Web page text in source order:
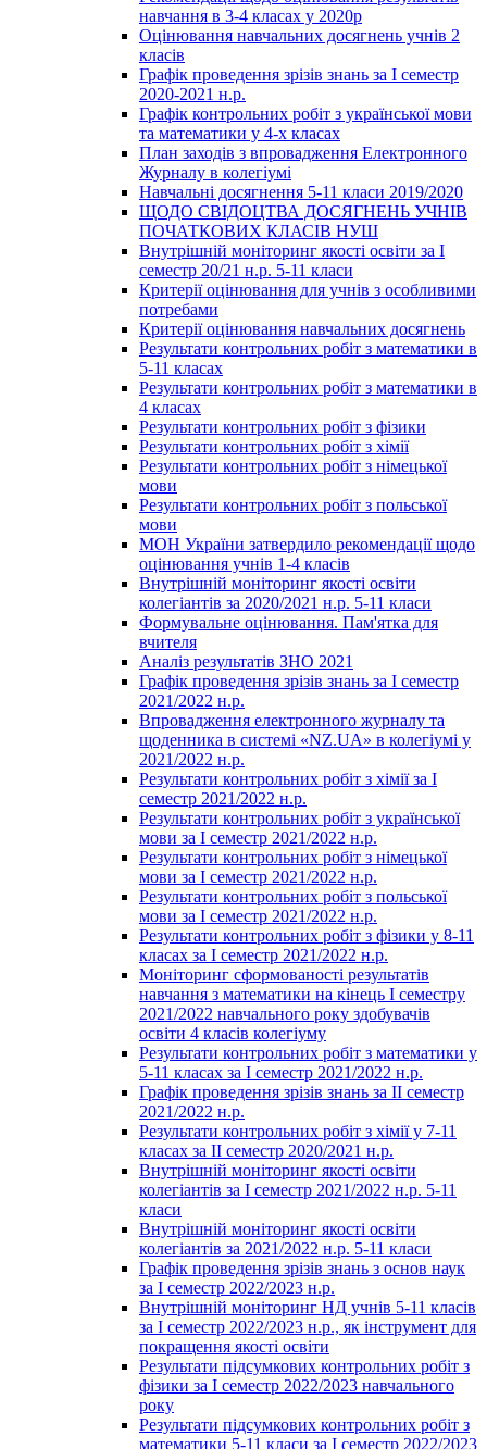
навчання в 3-4 класах у 2020р
Оцінювання навчальних досягнень учнів 2
класів
Графік проведення зрізів знань за І семестр
2020-2021 н.р.
Графік контрольних робіт з української мови
та математики у 4-х класах
План заходів з впровадження Електронного
Журналу в колегіумі
Навчальні досягнення 5-11 класи 2019/2020
ЩОДО СВІДОЦТВА ДОСЯГНЕНЬ УЧНІВ
ПОЧАТКОВИХ КЛАСІВ НУШ
Внутрішній моніторинг якості освіти за І
семестр 20/21 н.р. 5-11 класи
Критерії оцінювання для учнів з особливими
потребами
Критерії оцінювання навчальних досягнень
Результати контрольних робіт з математики в
5-11 класах
Результати контрольних робіт з математики в
4 класах
Результати контрольних робіт з фізики
Результати контрольних робіт з хімії
Результати контрольних робіт з німецької
мови
Результати контрольних робіт з польської
мови
МОН України затвердило рекомендації щодо
оцінювання учнів 1-4 класів
Внутрішній моніторинг якості освіти
колегіантів за 2020/2021 н.р. 5-11 класи
Формувальне оцінювання. Пам'ятка для
вчителя
Аналіз результатів ЗНО 2021
Графік проведення зрізів знань за І семестр
2021/2022 н.р.
Впровадження електронного журналу та
щоденника в системі «NZ.UA» в колегіумі у
2021/2022 н.р.
Результати контрольних робіт з хімії за І
семестр 2021/2022 н.р.
Результати контрольних робіт з української
мови за І семестр 2021/2022 н.р.
Результати контрольних робіт з німецької
мови за І семестр 2021/2022 н.р.
Результати контрольних робіт з польської
мови за І семестр 2021/2022 н.р.
Результати контрольних робіт з фізики у 8-11
класах за І семестр 2021/2022 н.р.
Моніторинг сформованості результатів
навчання з математики на кінець І семестру
2021/2022 навчального року здобувачів
освіти 4 класів колегіуму
Результати контрольних робіт з математики у
5-11 класах за І семестр 2021/2022 н.р.
Графік проведення зрізів знань за ІІ семестр
2021/2022 н.р.
Результати контрольних робіт з хімії у 7-11
класах за ІІ семестр 2020/2021 н.р.
Внутрішній моніторинг якості освіти
колегіантів за І семестр 2021/2022 н.р. 5-11
класи
Внутрішній моніторинг якості освіти
колегіантів за 2021/2022 н.р. 5-11 класи
Графік проведення зрізів знань з основ наук
за І семестр 2022/2023 н.р.
Внутрішній моніторинг НД учнів 5-11 класів
за І семестр 2022/2023 н.р., як інструмент для
покращення якості освіти
Результати підсумкових контрольних робіт з
фізики за І семестр 2022/2023 навчального
року
Результати підсумкових контрольних робіт з
математики 5-11 класи за І семестр 2022/2023